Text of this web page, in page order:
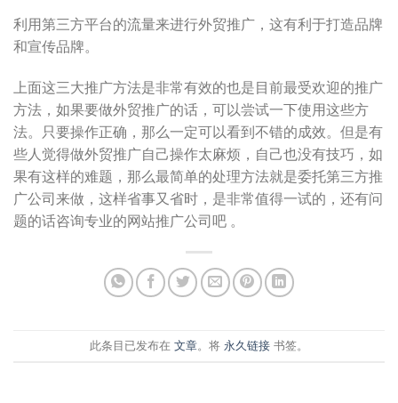
利用第三方平台的流量来进行外贸推广，这有利于打造品牌
和宣传品牌。
上面这三大推广方法是非常有效的也是目前最受欢迎的推广
方法，如果要做外贸推广的话，可以尝试一下使用这些方
法。只要操作正确，那么一定可以看到不错的成效。但是有
些人觉得做外贸推广自己操作太麻烦，自己也没有技巧，如
果有这样的难题，那么最简单的处理方法就是委托第三方推
广公司来做，这样省事又省时，是非常值得一试的，还有问
题的话咨询专业的网站推广公司吧 。
此条目已发布在 文章。将 永久链接 书签。